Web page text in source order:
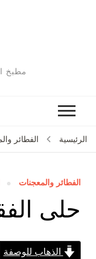
مطبخ
الرئيسية الفطائر
الفطائر والمعجنات
حلى
الذهاب للوصفة